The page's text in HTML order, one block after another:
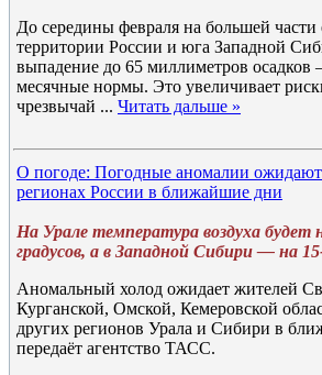
До середины февраля на большей части
территории России и юга Западной
выпадение до 65 миллиметров осадков
месячные нормы. Это увеличивает
чрезвычай ... Читать дальше »
О погоде: Погодные аномалии
регионах России в ближайшие дни
На Урале температура воздуха
градусов, а в Западной Сибири — на
Аномальный холод ожидает жителей
Курганской, Омской, Кемеровской
других регионов Урала и Сибири в
передаёт агентство ТАСС.